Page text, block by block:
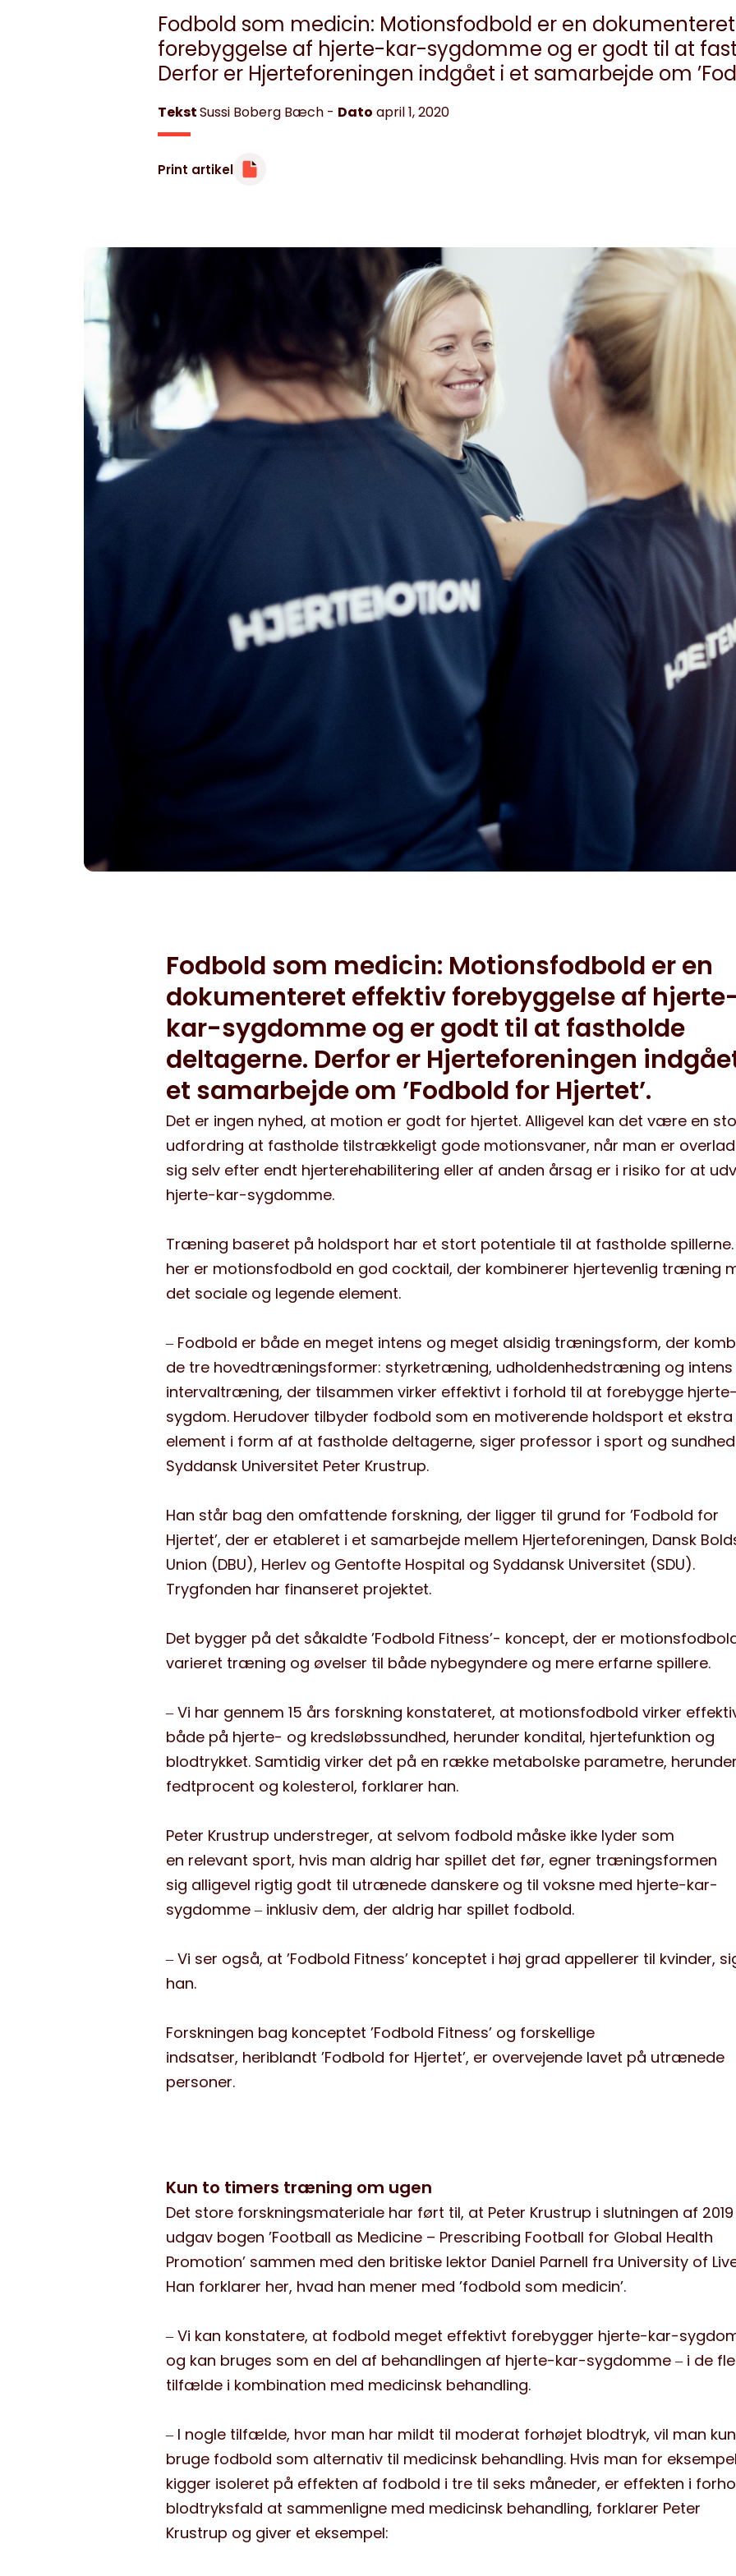
Fodbold som medicin: Motionsfodbold er en
forebyggelse af hjerte-kar-sygdomme og er godt til at
Derfor er Hjerteforeningen indgået i et samarbejde om
TekstSussi Boberg Bæch - Dato april 1, 2020
Print artikel
Fodbold som medicin: Motionsfodbold er en
dokumenteret effektiv forebyggelse af
kar-sygdomme og er godt til at fastholde
deltagerne. Derfor er Hjerteforeningen
et samarbejde om ’Fodbold for Hjertet’.
Det er ingen nyhed, at motion er godt for hjertet. Alligevel kan det være en
udfordring at fastholde tilstrækkeligt gode motionsvaner, når man er
sig selv efter endt hjerterehabilitering eller af anden årsag er i risiko for at
hjerte-kar-sygdomme.
Træning baseret på holdsport har et stort potentiale til at fastholde spillerne.
her er motionsfodbold en god cocktail, der kombinerer hjertevenlig træning
det sociale og legende element.
‒ Fodbold er både en meget intens og meget alsidig træningsform, der
de tre hovedtræningsformer: styrketræning, udholdenhedstræning og intens
intervaltræning, der tilsammen virker effektivt i forhold til at forebygge
sygdom. Herudover tilbyder fodbold som en motiverende holdsport et ekstra
element i form af at fastholde deltagerne, siger professor i sport og
Syddansk Universitet Peter Krustrup.
Han står bag den omfattende forskning, der ligger til grund for ’Fodbold for
Hjertet’, der er etableret i et samarbejde mellem Hjerteforeningen, Dansk
Union (DBU), Herlev og Gentofte Hospital og Syddansk Universitet (SDU).
Trygfonden har finanseret projektet.
Det bygger på det såkaldte ’Fodbold Fitness’- koncept, der er
varieret træning og øvelser til både nybegyndere og mere erfarne spillere.
‒Vi har gennem 15 års forskning konstateret, at motionsfodbold virker
både på hjerte- og kredsløbssundhed, herunder kondital, hjertefunktion og
blodtrykket. Samtidig virker det på en række metabolske parametre,
fedtprocent og kolesterol, forklarer han.
Peter Krustrup understreger, at selvom fodbold måske ikke lyder som
en relevant sport, hvis man aldrig har spillet det før, egner træningsformen
sig alligevel rigtig godt til utrænede danskere og til voksne med hjerte-kar-
sygdomme ‒ inklusiv dem, der aldrig har spillet fodbold.
‒Vi ser også, at ’Fodbold Fitness’ konceptet i høj grad appellerer til kvinder,
han.
Forskningen bag konceptet ’Fodbold Fitness’ og forskellige
indsatser, heriblandt ’Fodbold for Hjertet’, er overvejende lavet på utrænede
personer.
Kun to timers træning om ugen
Det store forskningsmateriale har ført til, at Peter Krustrup i slutningen af 2019
udgav bogen ’Football as Medicine – Prescribing Football for Global Health
Promotion’ sammen med den britiske lektor Daniel Parnell fra University of
Han forklarer her, hvad han mener med ’fodbold som medicin’.
‒Vi kan konstatere, at fodbold meget effektivt forebygger hjerte-kar-
og kan bruges som en del af behandlingen af hjerte-kar-sygdomme ‒ i de
tilfælde i kombination med medicinsk behandling.
‒ I nogle tilfælde, hvor man har mildt til moderat forhøjet blodtryk, vil man
bruge fodbold som alternativ til medicinsk behandling. Hvis man for
kigger isoleret på effekten af fodbold i tre til seks måneder, er effekten i
blodtryksfald at sammenligne med medicinsk behandling, forklarer Peter
Krustrup og giver et eksempel: